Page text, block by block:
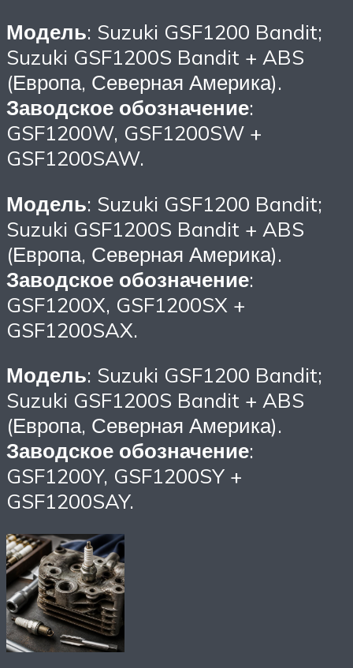
Модель: Suzuki GSF1200 Bandit;
Suzuki GSF1200S Bandit + ABS
(Европа, Северная Америка).
Заводское обозначение:
GSF1200W, GSF1200SW +
GSF1200SAW.
Модель: Suzuki GSF1200 Bandit;
Suzuki GSF1200S Bandit + ABS
(Европа, Северная Америка).
Заводское обозначение:
GSF1200X, GSF1200SX +
GSF1200SAX.
Модель: Suzuki GSF1200 Bandit;
Suzuki GSF1200S Bandit + ABS
(Европа, Северная Америка).
Заводское обозначение:
GSF1200Y, GSF1200SY +
GSF1200SAY.